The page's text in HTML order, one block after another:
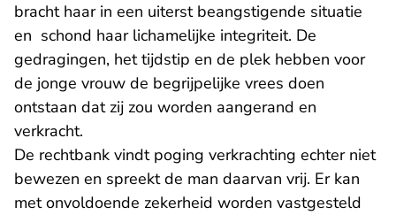
bracht haar in een uiterst beangstigende situatie
en schond haar lichamelijke integriteit. De
gedragingen, het tijdstip en de plek hebben voor
de jonge vrouw de begrijpelijke vrees doen
ontstaan dat zij zou worden aangerand en
verkracht.
De rechtbank vindt poging verkrachting echter niet
bewezen en spreekt de man daarvan vrij. Er kan
met onvoldoende zekerheid worden vastgesteld